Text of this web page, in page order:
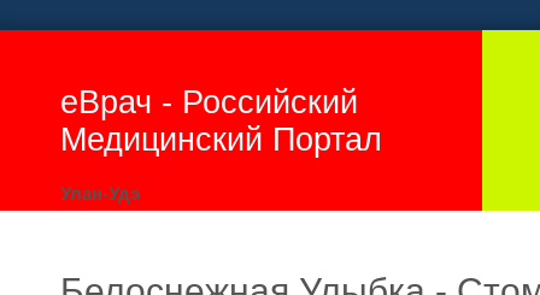
еВрач - Российский
Медицинский Портал
Улан-Удэ